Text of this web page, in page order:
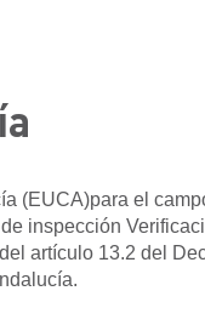
(EUCA)para el
inspección
artículo 13.2 del